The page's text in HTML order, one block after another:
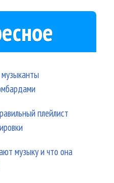
плейлист
музыку и что она